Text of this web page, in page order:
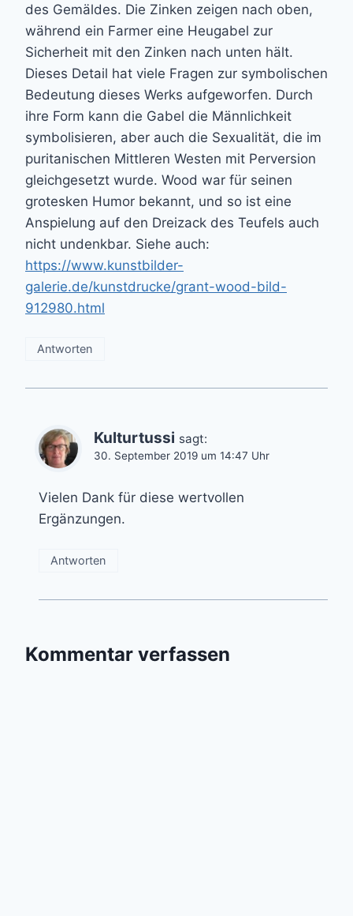
des Gemäldes. Die Zinken zeigen nach oben,
während ein Farmer eine Heugabel zur
Sicherheit mit den Zinken nach unten hält.
Dieses Detail hat viele Fragen zur symbolischen
Bedeutung dieses Werks aufgeworfen. Durch
ihre Form kann die Gabel die Männlichkeit
symbolisieren, aber auch die Sexualität, die im
puritanischen Mittleren Westen mit Perversion
gleichgesetzt wurde. Wood war für seinen
grotesken Humor bekannt, und so ist eine
Anspielung auf den Dreizack des Teufels auch
nicht undenkbar. Siehe auch:
https://www.kunstbilder-
galerie.de/kunstdrucke/grant-wood-bild-
912980.html
Antworten
Kulturtussi sagt:
30. September 2019 um 14:47 Uhr
Vielen Dank für diese wertvollen
Ergänzungen.
Antworten
Kommentar verfassen